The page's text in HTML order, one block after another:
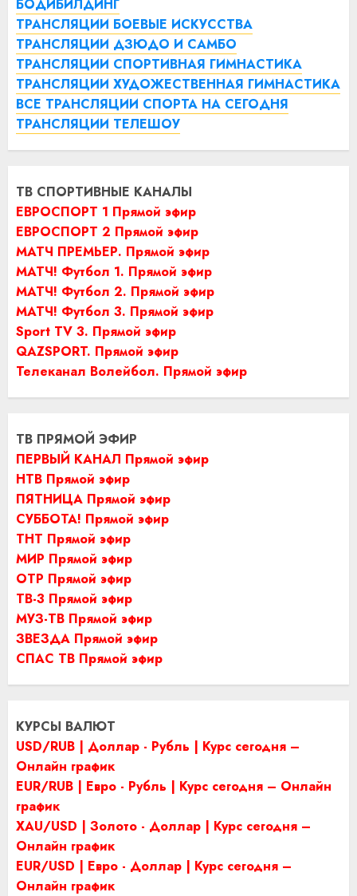
БОДИБИЛДИНГ
ТРАНСЛЯЦИИ БОЕВЫЕ ИСКУССТВА
ТРАНСЛЯЦИИ ДЗЮДО И САМБО
ТРАНСЛЯЦИИ СПОРТИВНАЯ ГИМНАСТИКА
ТРАНСЛЯЦИИ ХУДОЖЕСТВЕННАЯ ГИМНАСТИКА
ВСЕ ТРАНСЛЯЦИИ СПОРТА НА СЕГОДНЯ
ТРАНСЛЯЦИИ ТЕЛЕШОУ
ТВ СПОРТИВНЫЕ КАНАЛЫ
ЕВРОСПОРТ 1 Прямой эфир
ЕВРОСПОРТ 2 Прямой эфир
МАТЧ ПРЕМЬЕР. Прямой эфир
МАТЧ! Футбол 1. Прямой эфир
МАТЧ! Футбол 2. Прямой эфир
МАТЧ! Футбол 3. Прямой эфир
Sport TV 3. Прямой эфир
QAZSPORT. Прямой эфир
Телеканал Волейбол. Прямой эфир
ТВ ПРЯМОЙ ЭФИР
ПЕРВЫЙ КАНАЛ Прямой эфир
НТВ Прямой эфир
ПЯТНИЦА Прямой эфир
СУББОТА! Прямой эфир
ТНТ Прямой эфир
МИР Прямой эфир
ОТР Прямой эфир
ТВ-3 Прямой эфир
МУЗ-ТВ Прямой эфир
ЗВЕЗДА Прямой эфир
СПАС ТВ Прямой эфир
КУРСЫ ВАЛЮТ
USD/RUB | Доллар - Рубль | Курс сегодня –
Онлайн график
EUR/RUB | Евро - Рубль | Курс сегодня – Онлайн
график
XAU/USD | Золото - Доллар | Курс сегодня –
Онлайн график
EUR/USD | Евро - Доллар | Курс сегодня –
Онлайн график